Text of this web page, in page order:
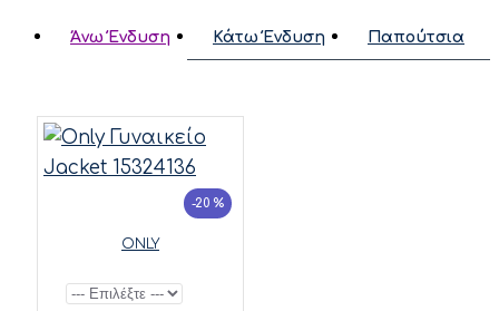
Άνω Ένδυση Κάτω Ένδυση Παπούτσια
-20 %
ONLY